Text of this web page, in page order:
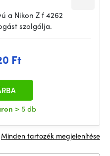
a Nikon Z f 4262
szolgálja.
Ft
> 5 db
Minden tartozék megjelenítése